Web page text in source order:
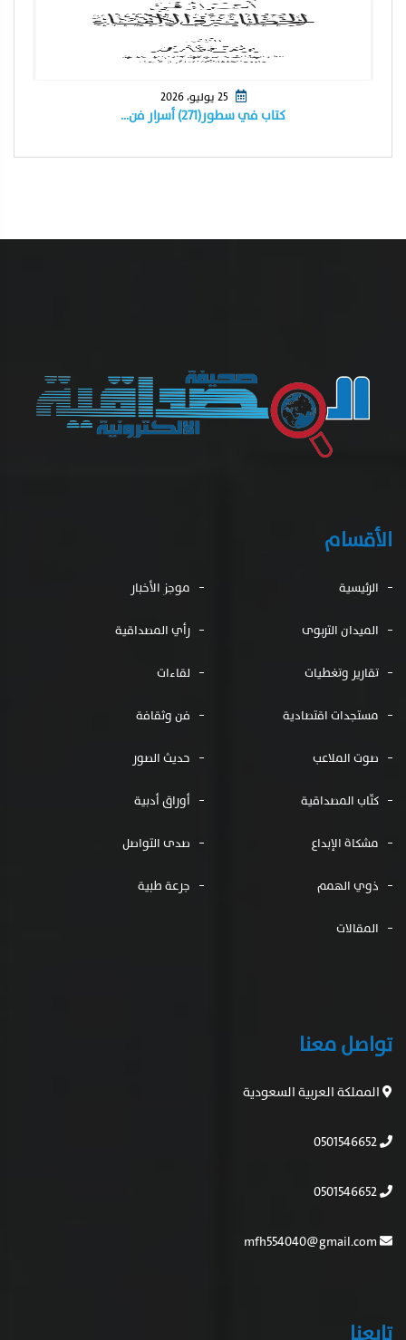
كتاب في سطور(٢٧١) أسرار فن…
الأقسام
الرئيسية موجز الأخبار
الميدان التربوى رأي المصداقية
تقارير وتغطيات لقاءات
مستجدات اقتصادية فن وثقافة
صوت الملاعب حديث الصور
كتّاب المصداقية أوراق أدبية
مشكاة الإبداع صدى التواصل
ذوي الهمم جرعة طبية
المقالات
تواصل معنا
المملكة العربية السعودية